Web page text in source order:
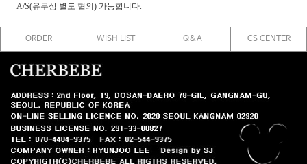
A/S(유무상 별도 협의) 가능합니다.
ORDER WISH LIST Q&A CS CENTER